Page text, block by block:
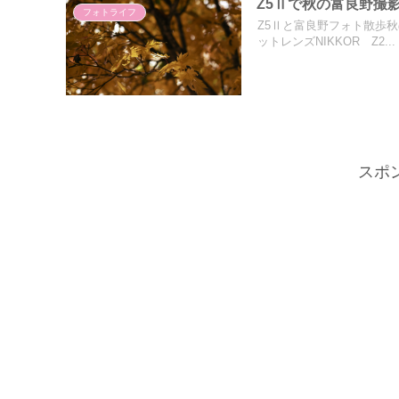
フォトライフ
Z5Ⅱで秋の富良野撮
Z5Ⅱと富良野フォト散歩
ットレンズNIKKOR Z2...
スポ